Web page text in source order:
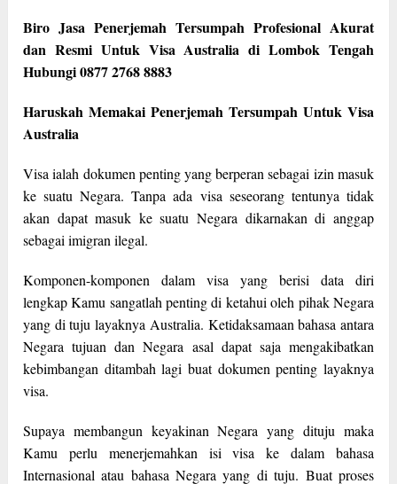
Biro Jasa Penerjemah Tersumpah Profesional Akurat
dan Resmi Untuk Visa Australia di Lombok Tengah
Hubungi 0877 2768 8883
Haruskah Memakai Penerjemah Tersumpah Untuk Visa
Australia
Visa ialah dokumen penting yang berperan sebagai izin masuk
ke suatu Negara. Tanpa ada visa seseorang tentunya tidak
akan dapat masuk ke suatu Negara dikarnakan di anggap
sebagai imigran ilegal.
Komponen-komponen dalam visa yang berisi data diri
lengkap Kamu sangatlah penting di ketahui oleh pihak Negara
yang di tuju layaknya Australia. Ketidaksamaan bahasa antara
Negara tujuan dan Negara asal dapat saja mengakibatkan
kebimbangan ditambah lagi buat dokumen penting layaknya
visa.
Supaya membangun keyakinan Negara yang dituju maka
Kamu perlu menerjemahkan isi visa ke dalam bahasa
Internasional atau bahasa Negara yang di tuju. Buat proses